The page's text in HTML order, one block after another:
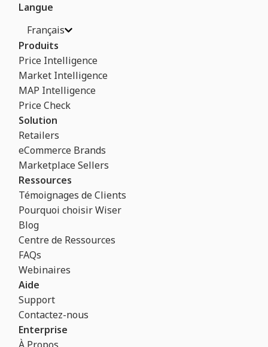
Langue
Français
Produits
Price Intelligence
Market Intelligence
MAP Intelligence
Price Check
Solution
Retailers
eCommerce Brands
Marketplace Sellers
Ressources
Témoignages de Clients
Pourquoi choisir Wiser
Blog
Centre de Ressources
FAQs
Webinaires
Aide
Support
Contactez-nous
Enterprise